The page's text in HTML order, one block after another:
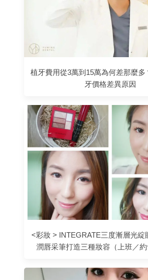
植牙費用從3萬到15萬為何差那麼多
牙價格差異原因
<彩妝 > INTEGRATE三度漸層光綻
潤唇采筆打造三種妝容（上班／約